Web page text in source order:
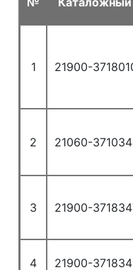
1 21900-
2 21060-
3 21900-
4 21900-